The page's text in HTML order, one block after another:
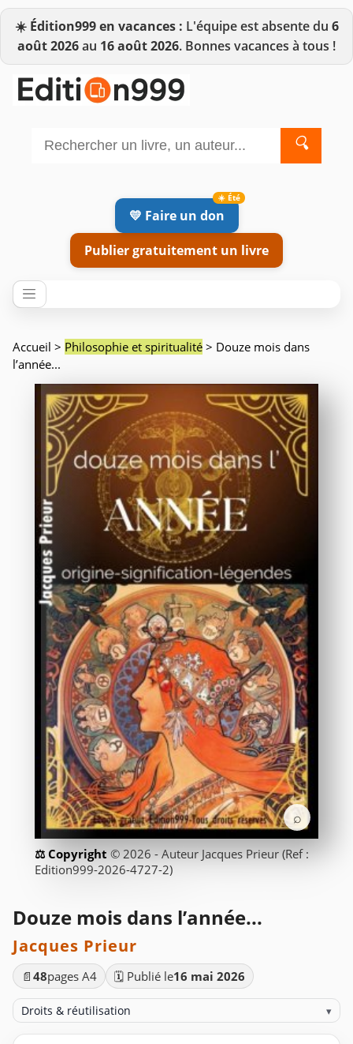
☀️ Édition999 en vacances : L'équipe est absente du 6
août 2026au 16 août 2026. Bonnes vacances à tous !
🔍
💛 Faire un don
Publier gratuitement un livre
Accueil > Philosophie et spiritualité > Douze mois dans
l’année...
⌕
© 2026 - Auteur Jacques Prieur (Ref :
Edition999-2026-4727-2)
Douze mois dans l’année...
Jacques Prieur
📄 48pages A4 🗓️ Publié le16 mai 2026
Droits & réutilisation ▾